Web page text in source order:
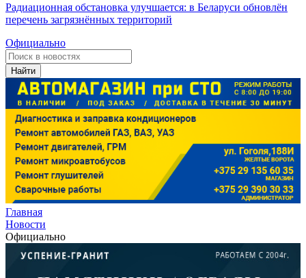
Радиационная обстановка улучшается: в Беларуси обновлён
перечень загрязнённых территорий
Официально
Найти
Главная
Новости
Официально